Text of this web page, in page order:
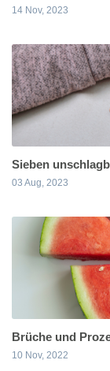
14 Nov, 2023
Sieben
03 Aug, 2023
Brüche und
10 Nov, 2022